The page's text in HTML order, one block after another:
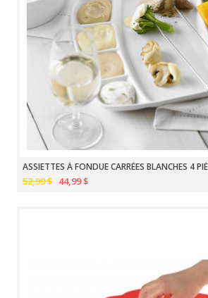
ASSIETTES À FONDUE CARRÉES BLANCHES 4
52,99 $ 44,99 $